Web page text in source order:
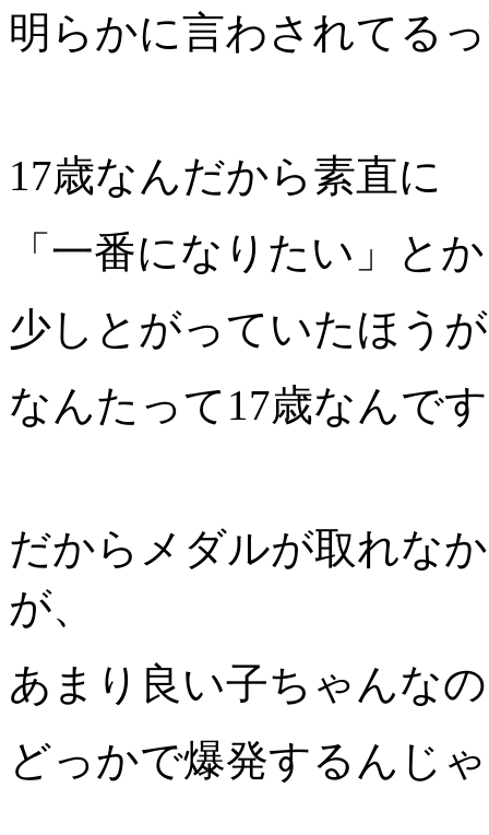
明らかに言わされてる
17歳なんだから素直に
「一番になりたい」と
少しとがっていたほう
なんたって17歳なんで
だからメダルが取れな
が、
あまり良い子ちゃんな
どっかで爆発するんじ